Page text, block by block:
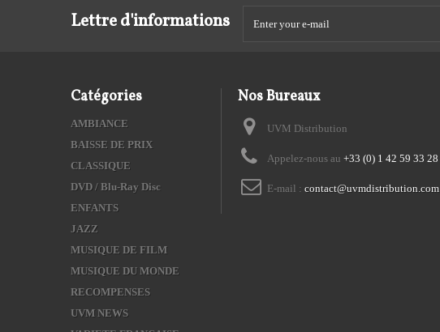
Lettre d'informations
Catégories
AMBIANCE
BAISSE DE PRIX
CLASSIQUE
DVD / Blu-Ray Disc
ENFANTS
JAZZ
MUSIQUE DE FILM
MUSIQUE DU MONDE
RECOMPENSES
UVM NEWS
Nos Bureaux
UVM Distribution
Appelez-nous au +33 (0) 1 42 59 33 28
E-mail : contact@uvmdistribution.com